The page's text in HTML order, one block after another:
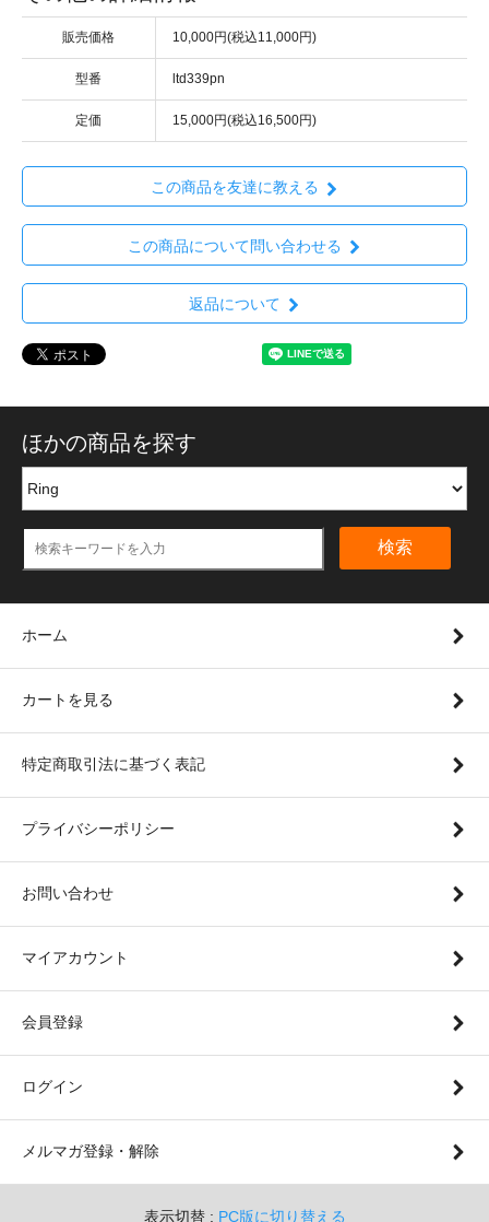
販売価格 10,000円(税込11,000円)
型番 ltd339pn
定価 15,000円(税込16,500円)
この商品を友達に教える
この商品について問い合わせる
返品について
ほかの商品を探す
検索
ホーム
カートを見る
特定商取引法に基づく表記
プライバシーポリシー
お問い合わせ
マイアカウント
会員登録
ログイン
メルマガ登録・解除
表示切替 : PC版に切り替える